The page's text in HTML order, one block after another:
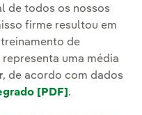
de todos os nossos
firme resultou em
de
uma média
, de acordo com dados
[PDF] .